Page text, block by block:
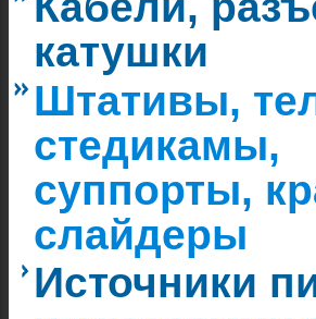
катушки
Штативы,
стедикамы,
суппорты,
слайдеры
Источники